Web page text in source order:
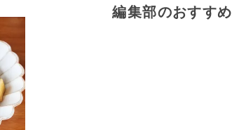
編集部のおすすめ